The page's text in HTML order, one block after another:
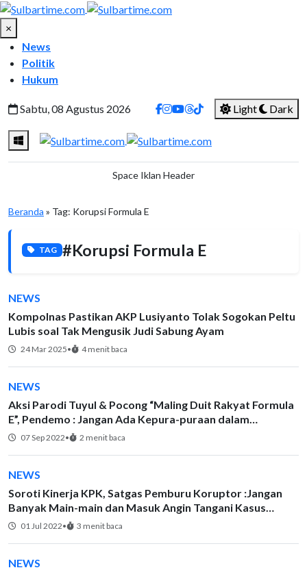
×
News
Politik
Hukum
Sabtu, 08 Agustus 2026 Light Dark
Space Iklan Header
Beranda » Tag: Korupsi Formula E
TAG #Korupsi Formula E
NEWS
Kompolnas Pastikan AKP Lusiyanto Tolak Sogokan Peltu
Lubis soal Tak Mengusik Judi Sabung Ayam
24 Mar 2025• 4 menit baca
NEWS
Aksi Parodi Tuyul & Pocong “Maling Duit Rakyat Formula
E”, Pendemo : Jangan Ada Kepura-puraan dalam
Pemeriksaan Anies di KPK!
07 Sep 2022• 2 menit baca
NEWS
Soroti Kinerja KPK, Satgas Pemburu Koruptor :Jangan
Banyak Main-main dan Masuk Angin Tangani Kasus
Formula E!
01 Jul 2022• 3 menit baca
NEWS